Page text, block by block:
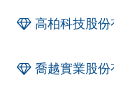
高柏科技股份
喬越實業股份